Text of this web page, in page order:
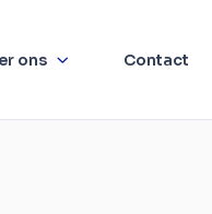
ons Contact